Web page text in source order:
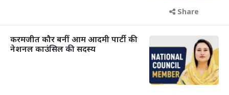
Share
करमजीत कौर बनीं आम आदमी पार्टी की
नेशनल काउंसिल की सदस्य